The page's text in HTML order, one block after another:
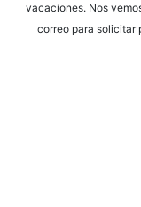
vacaciones. Nos
correo para solicitar